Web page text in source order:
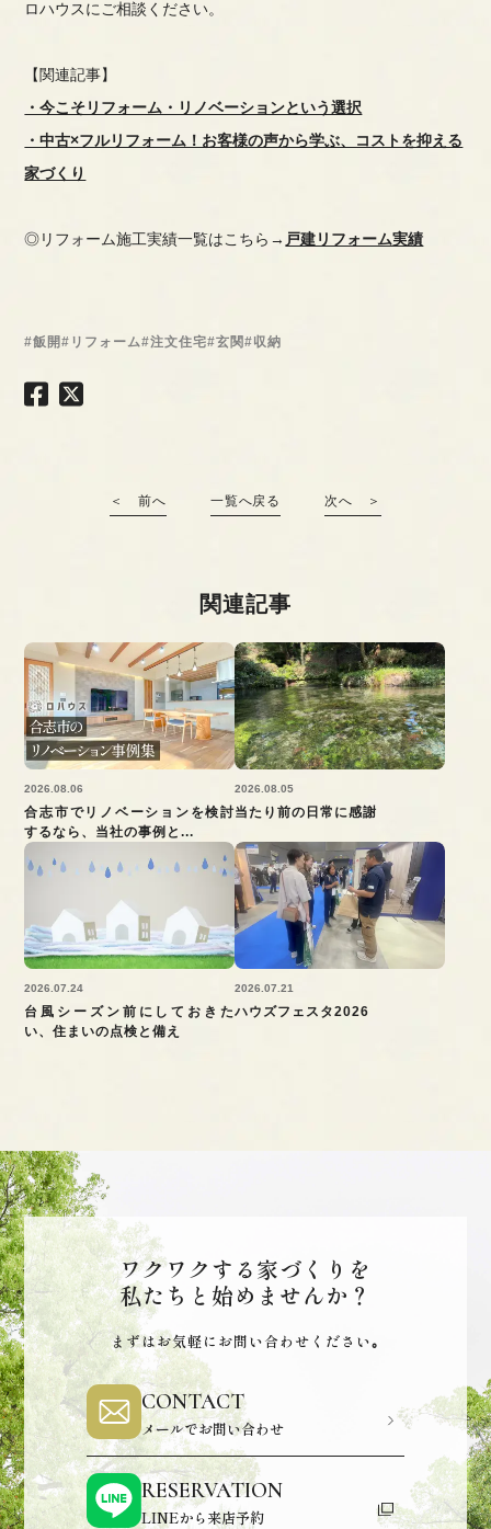
ロハウスにご相談ください。
【関連記事】
・今こそリフォーム・リノベーションという選択
・中古×フルリフォーム！お客様の声から学ぶ、コストを抑える
家づくり
◎リフォーム施工実績一覧はこちら→ 戸建リフォーム実績
#飯開#リフォーム#注文住宅#玄関#収納
＜ 前へ 一覧へ戻る 次へ ＞
関連記事
2026.08.06
合志市でリノベーションを検討
するなら、当社の事例と...
2026.08.05
当たり前の日常に感謝
2026.07.24
台風シーズン前にしておきた
い、住まいの点検と備え
2026.07.21
ハウズフェスタ2026
ワクワクする家づくりを
私たちと始めませんか？
まずはお気軽にお問い合わせください｡
CONTACT
メールでお問い合わせ
RESERVATION
LINEから来店予約